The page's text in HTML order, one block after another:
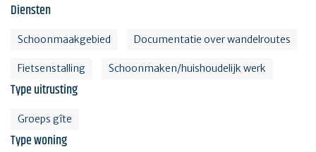
Diensten
Schoonmaakgebied Documentatie over wandelroutes
Fietsenstalling Schoonmaken/huishoudelijk werk
Type uitrusting
Groeps gîte
Type woning